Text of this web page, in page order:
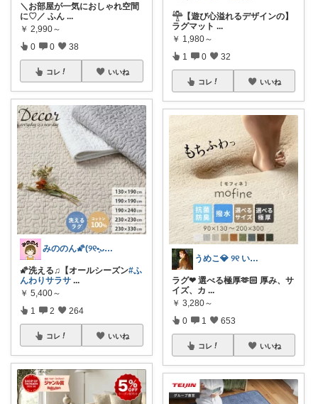
＼お部屋が一気におしゃれ空間
に♡／ ふん ...
￥ 2,990～
0 0 38
コレ いいね
みののん🌠(୨୧•͈ᴗ•͈)感謝♡
🌠洗える♫【オールシーズン#ふ
んわりサラサ ...
￥ 5,400～
1 2 264
コレ いいね
𓊯【遊び心溢れるデザインの】
ラグマット ...
￥ 1,980～
1 0 32
コレ いいね
うめこ💎 ୨୧ いつも感謝 ୨୧
ラグ❤︎ 選べる極厚🫶🏻 厚み、サ
イズ、カ ...
￥ 3,280～
0 1 653
コレ いいね